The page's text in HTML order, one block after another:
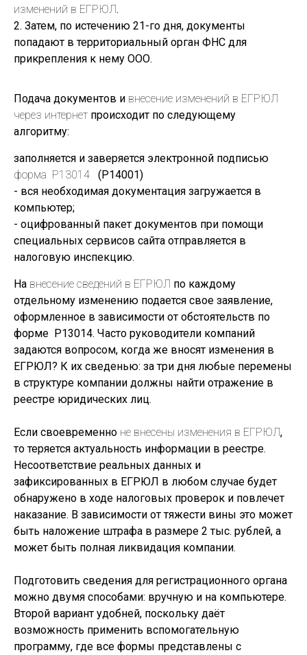
изменений в ЕГРЮЛ.
2. Затем, по истечению 21-го дня, документы
попадают в территориальный орган ФНС для
прикрепления к нему ООО.
Подача документов и внесение изменений в ЕГРЮЛ
через интернет происходит по следующему
алгоритму:
заполняется и заверяется электронной подписью
форма Р13014 (Р14001)
- вся необходимая документация загружается в
компьютер;
- оцифрованный пакет документов при помощи
специальных сервисов сайта отправляется в
налоговую инспекцию.
На внесение сведений в ЕГРЮЛ по каждому
отдельному изменению подается свое заявление,
оформленное в зависимости от обстоятельств по
форме Р13014. Часто руководители компаний
задаются вопросом, когда же вносят изменения в
ЕГРЮЛ? К их сведенью: за три дня любые перемены
в структуре компании должны найти отражение в
реестре юридических лиц.
Если своевременно не внесены изменения в ЕГРЮЛ,
то теряется актуальность информации в реестре.
Несоответствие реальных данных и
зафиксированных в ЕГРЮЛ в любом случае будет
обнаружено в ходе налоговых проверок и повлечет
наказание. В зависимости от тяжести вины это может
быть наложение штрафа в размере 2 тыс. рублей, а
может быть полная ликвидация компании.
Подготовить сведения для регистрационного органа
можно двумя способами: вручную и на компьютере.
Второй вариант удобней, поскольку даёт
возможность применить вспомогательную
программу, где все формы представлены с